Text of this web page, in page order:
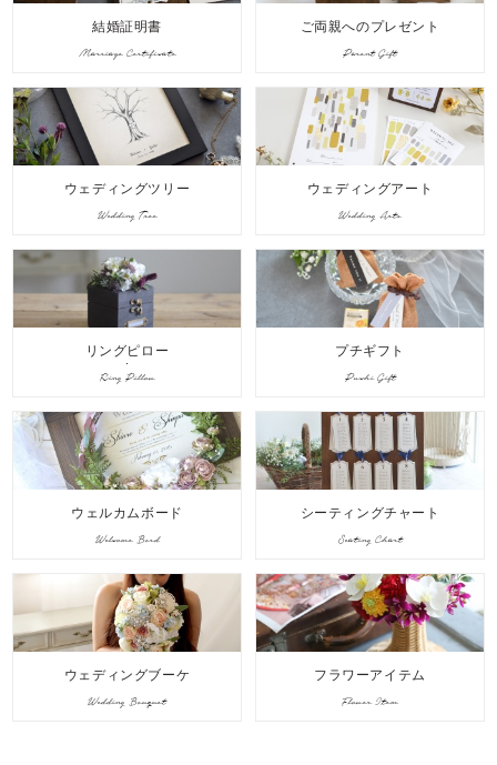
結婚証明書
Marriage Certificate
ご両親へのプレゼント
Parent Gift
ウェディングツリー
Wedding Tree
ウェディングアート
Wedding Arts
リングピロー
Ring Pillow
プチギフト
Puchi Gift
ウェルカムボード
Welcome Bord
シーティングチャート
Seating Chart
ウェディングブーケ
Wedding Bouquet
フラワーアイテム
Flower Item